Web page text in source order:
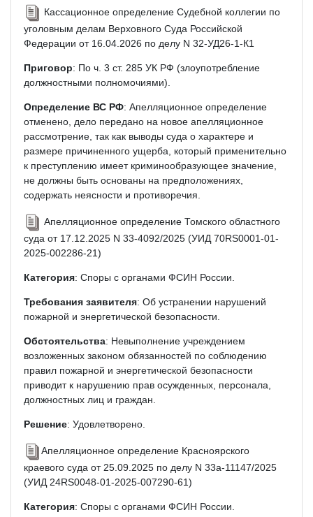
Кассационное определение Судебной коллегии по
уголовным делам Верховного Суда Российской
Федерации от 16.04.2026 по делу N 32-УД26-1-К1
Приговор: По ч. 3 ст. 285 УК РФ (злоупотребление
должностными полномочиями).
Определение ВС РФ: Апелляционное определение
отменено, дело передано на новое апелляционное
рассмотрение, так как выводы суда о характере и
размере причиненного ущерба, который применительно
к преступлению имеет криминообразующее значение,
не должны быть основаны на предположениях,
содержать неясности и противоречия.
Апелляционное определение Томского областного
суда от 17.12.2025 N 33-4092/2025 (УИД 70RS0001-01-
2025-002286-21)
Категория: Споры с органами ФСИН России.
Требования заявителя: Об устранении нарушений
пожарной и энергетической безопасности.
Обстоятельства: Невыполнение учреждением
возложенных законом обязанностей по соблюдению
правил пожарной и энергетической безопасности
приводит к нарушению прав осужденных, персонала,
должностных лиц и граждан.
Решение: Удовлетворено.
Апелляционное определение Красноярского
краевого суда от 25.09.2025 по делу N 33а-11147/2025
(УИД 24RS0048-01-2025-007290-61)
Категория: Споры с органами ФСИН России.